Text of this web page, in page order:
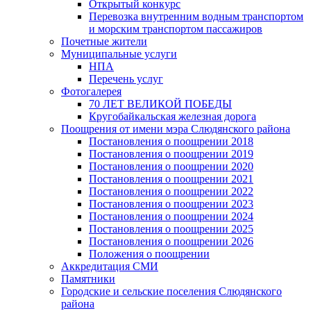
Открытый конкурс
Перевозка внутренним водным транспортом
и морским транспортом пассажиров
Почетные жители
Муниципальные услуги
НПА
Перечень услуг
Фотогалерея
70 ЛЕТ ВЕЛИКОЙ ПОБЕДЫ
Кругобайкальская железная дорога
Поощрения от имени мэра Слюдянского района
Постановления о поощрении 2018
Постановления о поощрении 2019
Постановления о поощрении 2020
Постановления о поощрении 2021
Постановления о поощрении 2022
Постановления о поощрении 2023
Постановления о поощрении 2024
Постановления о поощрении 2025
Постановления о поощрении 2026
Положения о поощрении
Аккредитация СМИ
Памятники
Городские и сельские поселения Слюдянского
района